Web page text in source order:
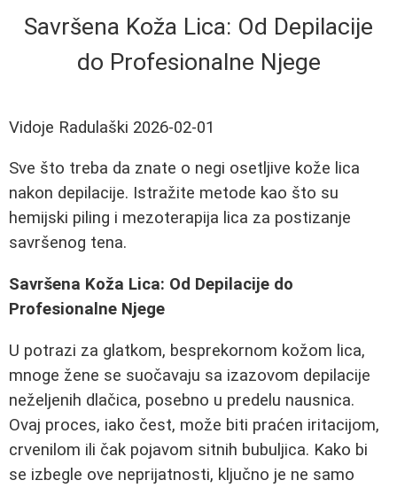
Savršena Koža Lica: Od Depilacije
do Profesionalne Njege
Vidoje Radulaški 2026-02-01
Sve što treba da znate o negi osetljive kože lica
nakon depilacije. Istražite metode kao što su
hemijski piling i mezoterapija lica za postizanje
savršenog tena.
Savršena Koža Lica: Od Depilacije do
Profesionalne Njege
U potrazi za glatkom, besprekornom kožom lica,
mnoge žene se suočavaju sa izazovom depilacije
neželjenih dlačica, posebno u predelu nausnica.
Ovaj proces, iako čest, može biti praćen iritacijom,
crvenilom ili čak pojavom sitnih bubuljica. Kako bi
se izbegle ove neprijatnosti, ključno je ne samo